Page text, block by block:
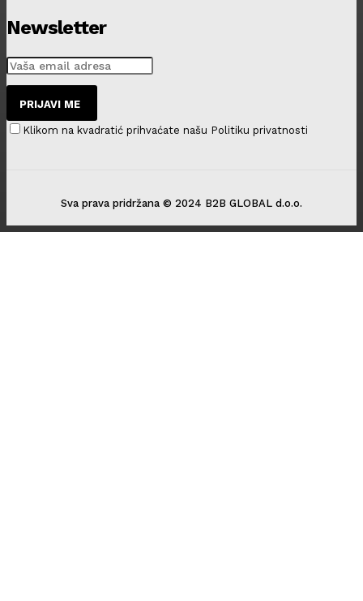
Newsletter
PRIJAVI ME
Klikom na kvadratić prihvaćate našu Politiku privatnosti
Sva prava pridržana © 2024 B2B GLOBAL d.o.o.